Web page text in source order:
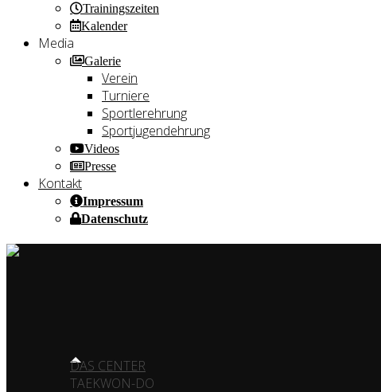
Trainingszeiten
Kalender
Media
Galerie
Verein
Turniere
Sportlerehrung
Sportjugendehrung
Videos
Presse
Kontakt
Impressum
Datenschutz
DAS CENTER
TAEKWON-DO